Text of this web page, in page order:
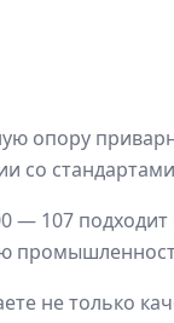
опору
со
107
не только